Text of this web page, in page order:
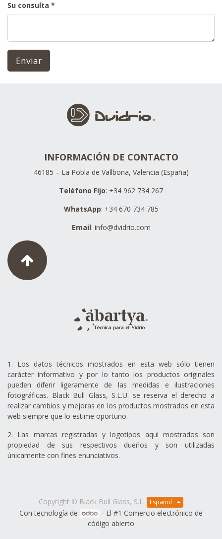
Su consulta
Enviar
INFORMACIÓN DE CONTACTO
46185 – La Pobla de Vallbona, Valencia (España)
Teléfono Fijo: +34 962 734 267
WhatsApp: +34 670 734 785
Email: info@dvidrio.com
1. Los datos técnicos mostrados en esta web sólo tienen
carácter informativo y por lo tanto los productos originales
pueden diferir ligeramente de las medidas e ilustraciones
fotográficas. Black Bull Glass, S.L.U. se reserva el derecho a
realizar cambios y mejoras en los productos mostrados en esta
web siempre que lo estime oportuno.
2. Las marcas registradas y logotipos aquí mostrados son
propiedad de sus respectivos dueños y son utilizadas
únicamente con fines enunciativos.
Copyright © Black Bull Glass, S.L. Español
Con tecnología de - El #1Comercio electrónico de
código abierto